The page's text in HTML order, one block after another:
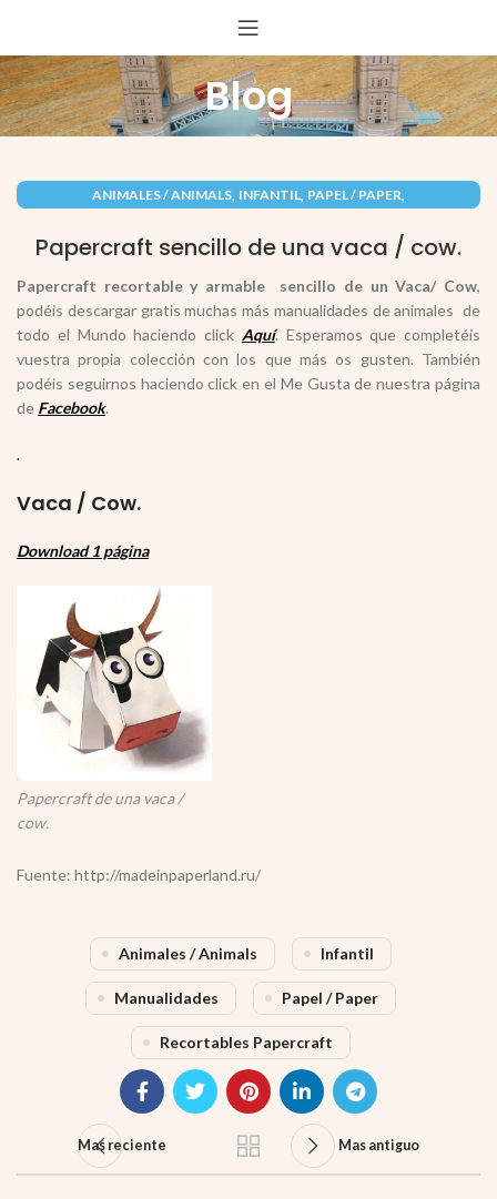
Blog
ANIMALES / ANIMALS, INFANTIL, PAPEL / PAPER,
Papercraft sencillo de una vaca / cow.
Papercraft recortable y armable sencillo de un Vaca/ Cow,
podéis descargar gratis muchas más manualidades de animales de
todo el Mundo haciendo click Aquí. Esperamos que completéis
vuestra propia colección con los que más os gusten. También
podéis seguirnos haciendo click en el Me Gusta de nuestra página
de Facebook.
.
Vaca / Cow.
Download 1 página
Papercraft de una vaca /
cow.
Fuente: http://madeinpaperland.ru/
Animales / Animals Infantil
Manualidades Papel / Paper
Recortables Papercraft
Mas reciente Mas antiguo